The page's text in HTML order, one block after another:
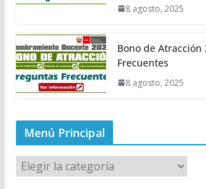
8 agosto, 2025
Bono de Atracción
Frecuentes
8 agosto, 2025
Menú Principal
M
e